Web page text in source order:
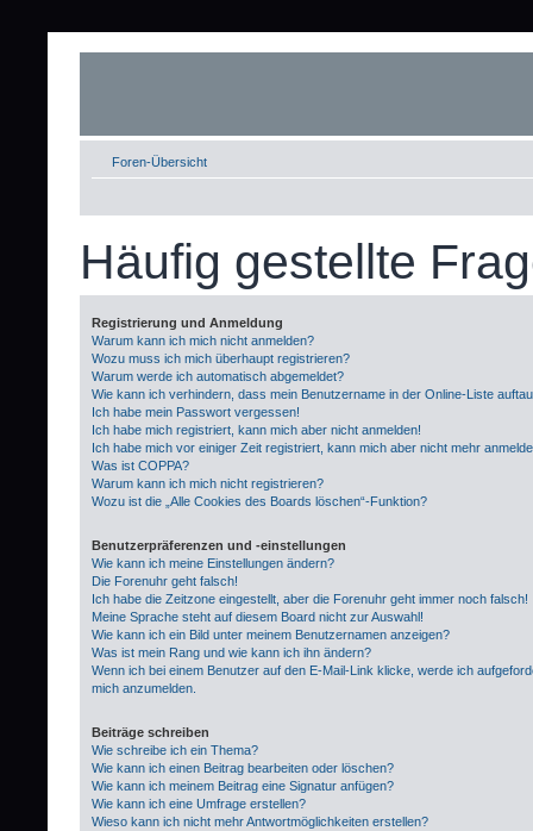
Foren-Übersicht
Häufig gestellte
Registrierung und Anmeldung
Warum kann ich mich nicht anmelden?
Wozu muss ich mich überhaupt registrieren?
Warum werde ich automatisch abgemeldet?
Wie kann ich verhindern, dass mein Benutzername in der Online-Liste
Ich habe mein Passwort vergessen!
Ich habe mich registriert, kann mich aber nicht anmelden!
Ich habe mich vor einiger Zeit registriert, kann mich aber nicht mehr
Was ist COPPA?
Warum kann ich mich nicht registrieren?
Wozu ist die „Alle Cookies des Boards löschen“-Funktion?
Benutzerpräferenzen und -einstellungen
Wie kann ich meine Einstellungen ändern?
Die Forenuhr geht falsch!
Ich habe die Zeitzone eingestellt, aber die Forenuhr geht immer noch falsch!
Meine Sprache steht auf diesem Board nicht zur Auswahl!
Wie kann ich ein Bild unter meinem Benutzernamen anzeigen?
Was ist mein Rang und wie kann ich ihn ändern?
Wenn ich bei einem Benutzer auf den E-Mail-Link klicke, werde ich
mich anzumelden.
Beiträge schreiben
Wie schreibe ich ein Thema?
Wie kann ich einen Beitrag bearbeiten oder löschen?
Wie kann ich meinem Beitrag eine Signatur anfügen?
Wie kann ich eine Umfrage erstellen?
Wieso kann ich nicht mehr Antwortmöglichkeiten erstellen?